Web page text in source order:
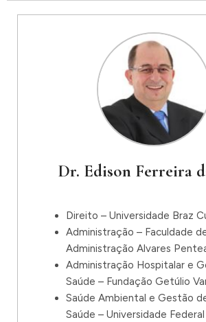
Dr. Edison Ferreira
Direito – Universidade Braz
Administração – Faculdade
Administração Alvares
Administração Hospitalar e
Saúde – Fundação Getúlio
Saúde Ambiental e Gestão
Saúde – Universidade